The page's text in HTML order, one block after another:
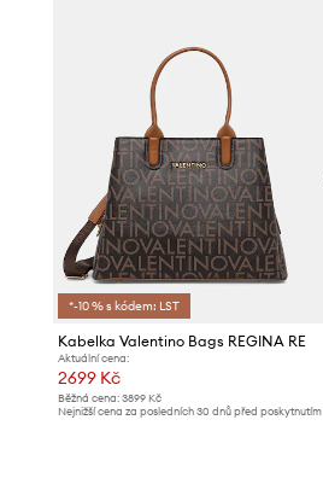
*-10 % s kódem: LST
Kabelka Valentino Bags REGINA RE
Aktuální cena:
2699 Kč
Běžná cena: 3899 Kč
Nejnižší cena za posledních 30 dnů před poskytnutím